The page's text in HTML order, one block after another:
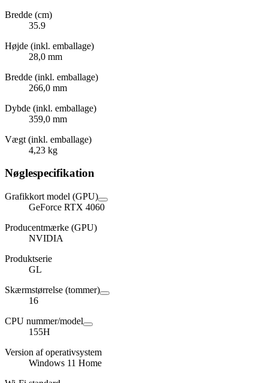
Bredde (cm)
35.9
Højde (inkl. emballage)
28,0 mm
Bredde (inkl. emballage)
266,0 mm
Dybde (inkl. emballage)
359,0 mm
Vægt (inkl. emballage)
4,23 kg
Nøglespecifikation
Grafikkort model (GPU)
GeForce RTX 4060
Producentmærke (GPU)
NVIDIA
Produktserie
GL
Skærmstørrelse (tommer)
16
CPU nummer/model
155H
Version af operativsystem
Windows 11 Home